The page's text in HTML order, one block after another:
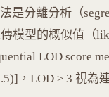
分離分析（
模型的概似值（
LOD score
，LOD ≥ 3 視為